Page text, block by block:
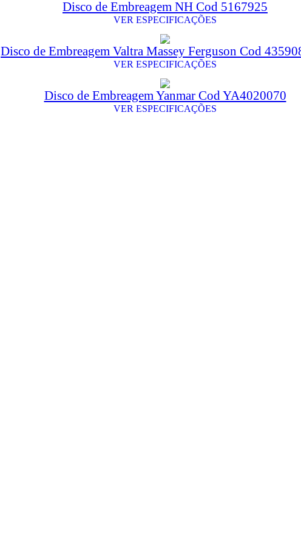
Disco de Embreagem NH Cod 5167925
VER ESPECIFICAÇÕES
Disco de Embreagem Valtra Massey Ferguson Cod
VER ESPECIFICAÇÕES
Disco de Embreagem Yanmar Cod YA4020070
VER ESPECIFICAÇÕES